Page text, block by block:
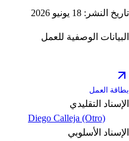
تاريخ النشر: 18 يونيو 2026
البيانات الوصفية للعمل
بطاقة العمل
الإسناد التقليدي
Diego Calleja (Otro)
الإسناد الأسلوبي